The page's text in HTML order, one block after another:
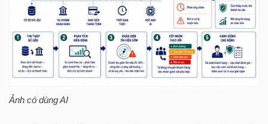
Ảnh có dùng AI
Lãnh
đạo
(-)
Tất cả Người nội bộ Người liên quan Cổ đông lớn
Tin